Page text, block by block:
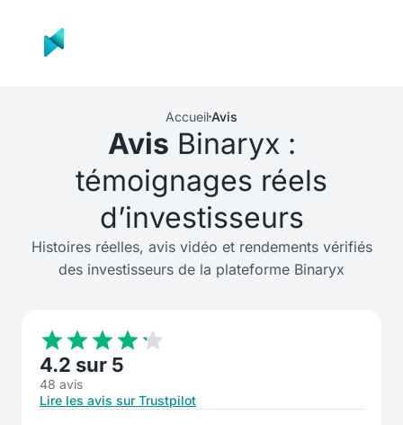
AccueilAvis
Avis Binaryx :
témoignages réels
d’investisseurs
Histoires réelles, avis vidéo et rendements vérifiés
des investisseurs de la plateforme Binaryx
4.2 sur 5
48 avis
Lire les avis sur Trustpilot